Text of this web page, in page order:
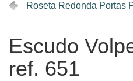
Roseta Redonda Portas
Escudo
ref. 651